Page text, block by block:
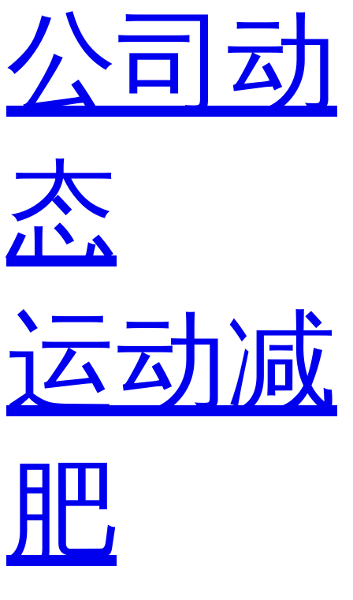
公司动
态
运动减
肥